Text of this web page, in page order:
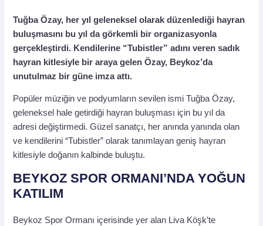
Tuğba Özay, her yıl geleneksel olarak düzenlediği hayran
buluşmasını bu yıl da görkemli bir organizasyonla
gerçekleştirdi. Kendilerine “Tubistler” adını veren sadık
hayran kitlesiyle bir araya gelen Özay, Beykoz’da
unutulmaz bir güne imza attı.
Popüler müziğin ve podyumların sevilen ismi Tuğba Özay,
geleneksel hale getirdiği hayran buluşması için bu yıl da
adresi değiştirmedi. Güzel sanatçı, her anında yanında olan
ve kendilerini “Tubistler” olarak tanımlayan geniş hayran
kitlesiyle doğanın kalbinde buluştu.
BEYKOZ SPOR ORMANI’NDA YOĞUN
KATILIM
Beykoz Spor Ormanı içerisinde yer alan Liva Köşk’te